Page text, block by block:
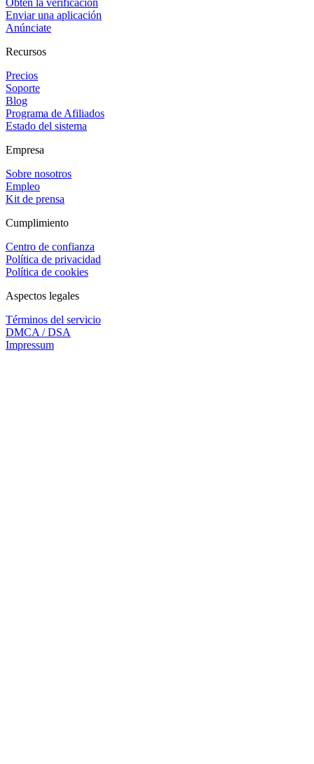
Obtén la verificación
Enviar una aplicación
Anúnciate
Recursos
Precios
Soporte
Blog
Programa de Afiliados
Estado del sistema
Empresa
Sobre nosotros
Empleo
Kit de prensa
Cumplimiento
Centro de confianza
Política de privacidad
Política de cookies
Aspectos legales
Términos del servicio
DMCA / DSA
Impressum